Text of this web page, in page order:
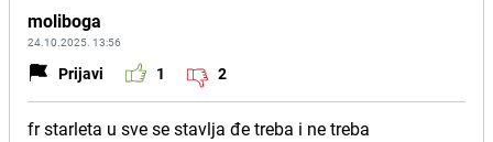
moliboga
24.10.2025. 13:56
Prijavi 1 2
fr starleta u sve se stavlja đe treba i ne treba